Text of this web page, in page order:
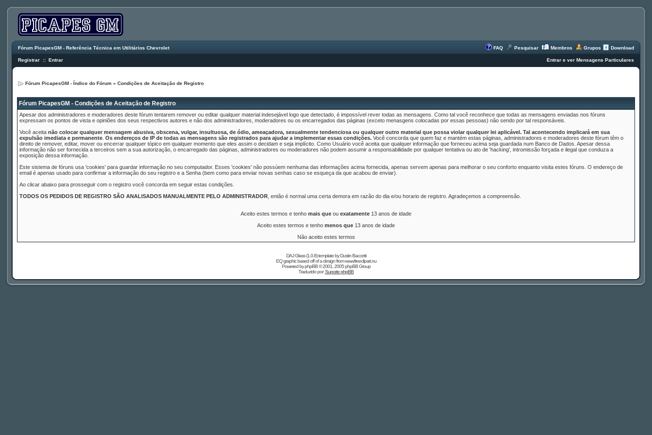
Fórum PicapesGM - Referência Técnica em Utilitários Chevrolet FAQ Pesquisar Membros Grupos Download
Registrar :: Entrar Entrar e ver Mensagens Particulares
Fórum PicapesGM - Índice do Fórum » Condições de Aceitação de Registro
Fórum PicapesGM - Condições de Aceitação de Registro
Apesar dos administradores e moderadores deste fórum tentarem remover ou editar qualquer material indesejável logo que detectado, é impossível rever todas as mensagens. Como tal você reconhece que todas as mensagens enviadas nos fóruns
expressam os pontos de vista e opiniões dos seus respectivos autores e não dos administradores, moderadores ou os encarregados das páginas (exceto menasgens colocadas por essas pessoas) não sendo por tal responsáveis.
Você aceita não colocar qualquer mensagem abusiva, obscena, vulgar, insultuosa, de ódio, ameaçadora, sexualmente tendenciosa ou qualquer outro material que possa violar qualquer lei aplicável. Tal acontecendo implicará em sua
expulsão imediata e permanente Os endereços de IP de todas as mensagens são registrados para ajudar a implementar essas condições. Você concorda que quem faz e mantém estas páginas, administradores e moderadores deste fórum têm o
direito de remover, editar, mover ou encerrar qualquer tópico em qualquer momento que eles assim o decidam e seja implícito. Como Usuário você aceita que qualquer informação que forneceu acima seja guardada num Banco de Dados. Apesar dessa
informação não ser fornecida a terceiros sem a sua autorização, o encarregado das páginas, administradores ou moderadores não podem assumir a responsabilidade por qualquer tentativa ou ato de 'hacking', intromissão forçada e ilegal que conduza a
exposição dessa informação.
Este sistema de fóruns usa 'cookies' para guardar informação no seu computador. Esses 'cookies' não possúem nenhuma das informações acima fornecida, apenas servem apenas para melhorar o seu conforto enquanto visita estes fóruns. O endereço de
email é apenas usado para confirmar a informação do seu registro e a Senha (bem como para enviar novas senhas caso se esqueça da que acabou de enviar).
Ao clicar abaixo para prosseguir com o registro você concorda em seguir estas condições.
TODOS OS PEDIDOS DE REGISTRO SÃO ANALISADOS MANUALMENTE PELO ADMINISTRADOR , então é normal uma certa demora em razão do dia e/ou horario de registro. Agradeçemos a compreensão.
Aceito estes termos e tenho mais que ou exatamente 13 anos de idade
Aceito estes termos e tenho menos que 13 anos de idade
Não aceito estes termos
DAJ Glass (1.0.8) template byDustin Baccetti
EQ graphic based off of a design fromwww.freeclipart.nu
Powered byphpBB© 2001, 2005 phpBB Group
Traduzido por:Suporte phpBB